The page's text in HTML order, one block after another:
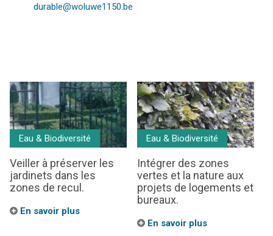
durable@woluwe1150.be
Eau & Biodiversité
Veiller à préserver les
jardinets dans les
zones de recul.
En savoir plus
Eau & Biodiversité
Intégrer des zones
vertes et la nature aux
projets de logements et
bureaux.
En savoir plus